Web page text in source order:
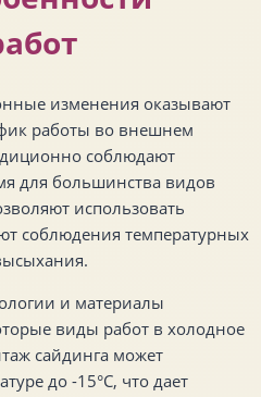
изменения оказывают
работы во внешнем
соблюдают
для большинства видов
использовать
соблюдения температурных
и материалы
виды работ в холодное
сайдинга может
до -15°C, что дает